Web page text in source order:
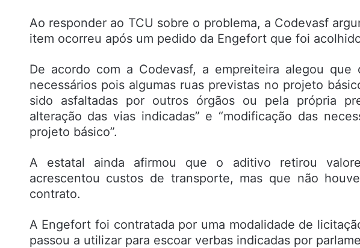
Ao responder ao TCU sobre o problema, a Codevasf
item ocorreu após um pedido da Engefort que foi
De acordo com a Codevasf, a empreiteira alegou que
necessários pois algumas ruas previstas no projeto
sido asfaltadas por outros órgãos ou pela própria
alteração das vias indicadas” e “modificação das
projeto básico”.
A estatal ainda afirmou que o aditivo retirou
acrescentou custos de transporte, mas que não
contrato.
A Engefort foi contratada por uma modalidade de
passou a utilizar para escoar verbas indicadas por